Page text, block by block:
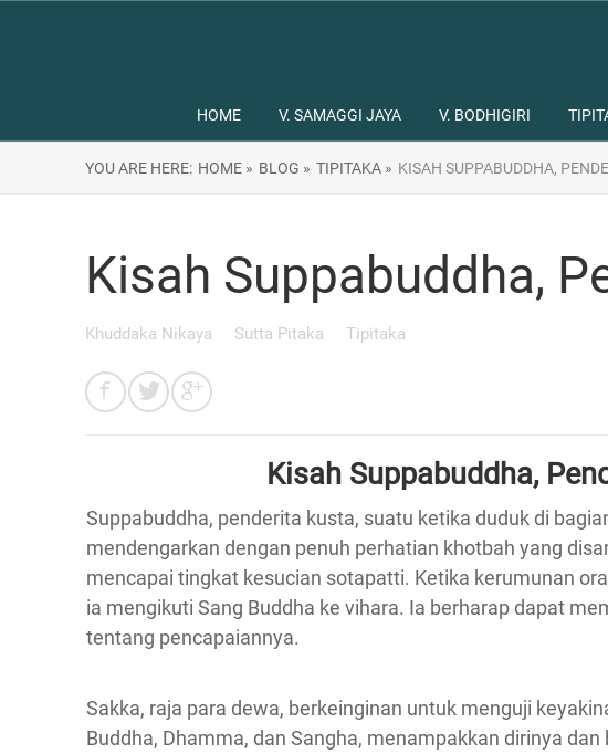
HOME V. SAMAGGI JAYA V. BODHIGIRI
YOU ARE HERE: HOME » BLOG » TIPITAKA » KISAH SUPPABUDDHA,
Kisah Suppabuddha,
Khuddaka Nikaya Sutta Pitaka Tipitaka
Kisah Suppabuddha,
Suppabuddha, penderita kusta, suatu ketika duduk di
mendengarkan dengan penuh perhatian khotbah yang
mencapai tingkat kesucian sotapatti. Ketika kerumunan
ia mengikuti Sang Buddha ke vihara. Ia berharap dapat
tentang pencapaiannya.
Sakka, raja para dewa, berkeinginan untuk menguji
Buddha, Dhamma, dan Sangha, menampakkan dirinya dan